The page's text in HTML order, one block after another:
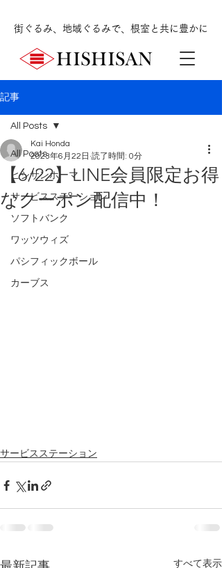
街ぐるみ、地域ぐるみで、根室と共に豊かに
記事
All Posts
ヒシサンホーマ
サービスステーション
ソフトバンク
ワッツウィズ
パシフィックボール
カーブス
All Posts
【6/22】LINE会員限定お得
なクーポン配信中！
Kai Honda
2023年6月22日 読了時間: 0分
サービスステーション
すべて表示